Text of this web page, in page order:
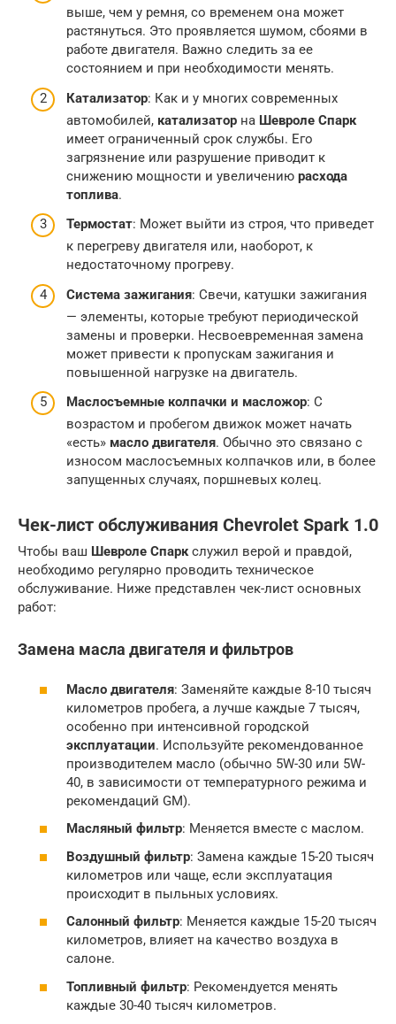
выше, чем у ремня, со временем она может
растянуться. Это проявляется шумом, сбоями в
работе двигателя. Важно следить за ее
состоянием и при необходимости менять.
Катализатор: Как и у многих современных
автомобилей, катализатор на Шевроле Спарк
имеет ограниченный срок службы. Его
загрязнение или разрушение приводит к
снижению мощности и увеличению расхода
топлива.
Термостат: Может выйти из строя, что приведет
к перегреву двигателя или, наоборот, к
недостаточному прогреву.
Система зажигания: Свечи, катушки зажигания
— элементы, которые требуют периодической
замены и проверки. Несвоевременная замена
может привести к пропускам зажигания и
повышенной нагрузке на двигатель.
Маслосъемные колпачки и масложор: С
возрастом и пробегом движок может начать
«есть» масло двигателя. Обычно это связано с
износом маслосъемных колпачков или, в более
запущенных случаях, поршневых колец.
Чек-лист обслуживания Chevrolet Spark 1.0
Чтобы ваш Шевроле Спаркслужил верой и правдой,
необходимо регулярно проводить техническое
обслуживание. Ниже представлен чек-лист основных
работ:
Замена масла двигателя и фильтров
Масло двигателя: Заменяйте каждые 8-10 тысяч
километров пробега, а лучше каждые 7 тысяч,
особенно при интенсивной городской
эксплуатации. Используйте рекомендованное
производителем масло (обычно 5W-30 или 5W-
40, в зависимости от температурного режима и
рекомендаций GM).
Масляный фильтр: Меняется вместе с маслом.
Воздушный фильтр: Замена каждые 15-20 тысяч
километров или чаще, если эксплуатация
происходит в пыльных условиях.
Салонный фильтр: Меняется каждые 15-20 тысяч
километров, влияет на качество воздуха в
салоне.
Топливный фильтр: Рекомендуется менять
каждые 30-40 тысяч километров.